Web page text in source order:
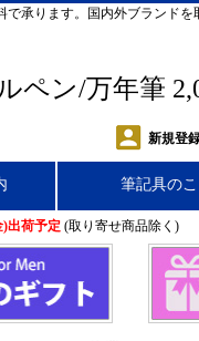
で承ります。国内外ブランドを
ペン/万年筆
新規登
筆記具のこ
)出荷予定(取り寄せ商品除く)